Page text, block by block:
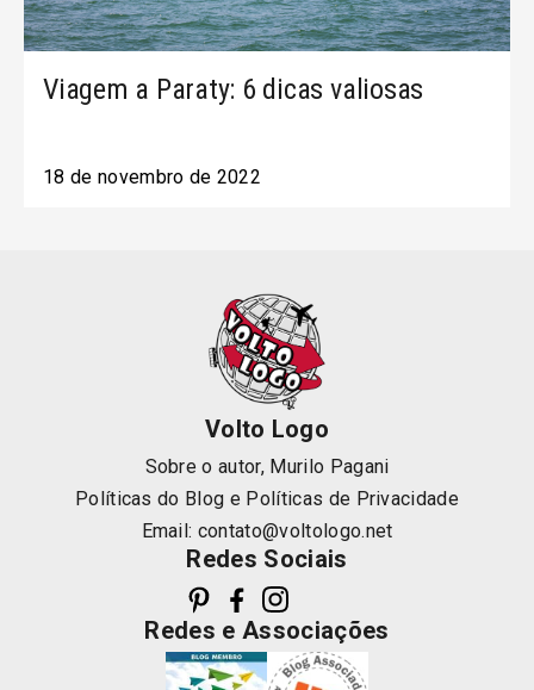
Viagem a Paraty: 6 dicas valiosas
18 de novembro de 2022
Volto Logo
Sobre o autor, Murilo Pagani
Políticas do Blog e Políticas de Privacidade
Email: contato@voltologo.net
Redes Sociais
Redes e Associações